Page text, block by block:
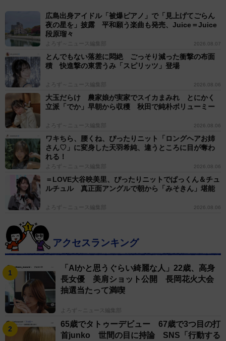
広島出身アイドル「被爆ピアノ」で「見上げてごらん
夜の星を」披露 平和願う楽曲も発売、Juice＝Juice
段原瑠々
よろず～ニュース編集部 2026.08.07
とんでもない落差に悶絶 ごっそり減った衝撃の布面
積 快進撃の東雲うみ「スピリッツ」登場
よろず～ニュース編集部 2026.08.06
大玉だらけ 農家娘が実家でスイカまみれ とにかく
立派「でか」早朝から収穫 秋田で純朴ボリューミー
よろず～ニュース編集部 2026.08.06
ワキちら、腰くね、ぴったりニット「ロングヘアお姉
さん♡」に変身した天羽希純、違うところに目が奪わ
れる！
よろず～ニュース編集部 2026.08.06
＝LOVE大谷映美里、ぴったりニットでぱっくん＆チュ
ルチュル 真正面アングルで朝から「みそきん」堪能
よろず～ニュース編集部 2026.08.06
アクセスランキング
「AIかと思うぐらい綺麗な人」22歳、高身
長女優 美肩ショット公開 長岡花火大会
抽選当たって満喫
よろず～ニュース編集部
65歳でタトゥーデビュー 67歳で3つ目の打
首junko 世間の目に持論 SNS「行動する